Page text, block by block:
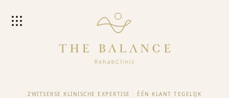
ZWITSERSE KLINISCHE EXPERTISE · ÉÉN KLANT TEGELIJK